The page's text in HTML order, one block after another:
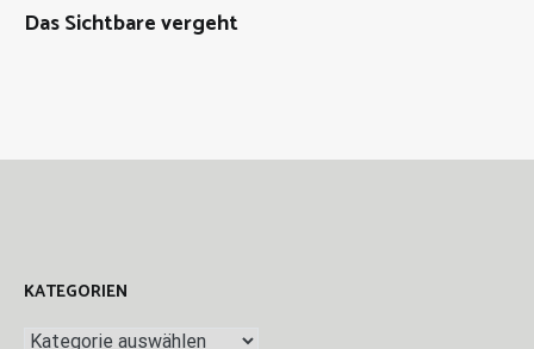
Das Sichtbare vergeht
KATEGORIEN
Kategorien